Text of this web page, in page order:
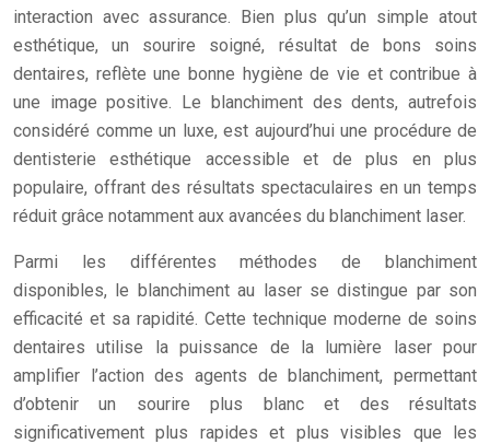
interaction avec assurance. Bien plus qu’un simple atout
esthétique, un sourire soigné, résultat de bons soins
dentaires, reflète une bonne hygiène de vie et contribue à
une image positive. Le blanchiment des dents, autrefois
considéré comme un luxe, est aujourd’hui une procédure de
dentisterie esthétique accessible et de plus en plus
populaire, offrant des résultats spectaculaires en un temps
réduit grâce notamment aux avancées du blanchiment laser.
Parmi les différentes méthodes de blanchiment
disponibles, le blanchiment au laser se distingue par son
efficacité et sa rapidité. Cette technique moderne de soins
dentaires utilise la puissance de la lumière laser pour
amplifier l’action des agents de blanchiment, permettant
d’obtenir un sourire plus blanc et des résultats
significativement plus rapides et plus visibles que les